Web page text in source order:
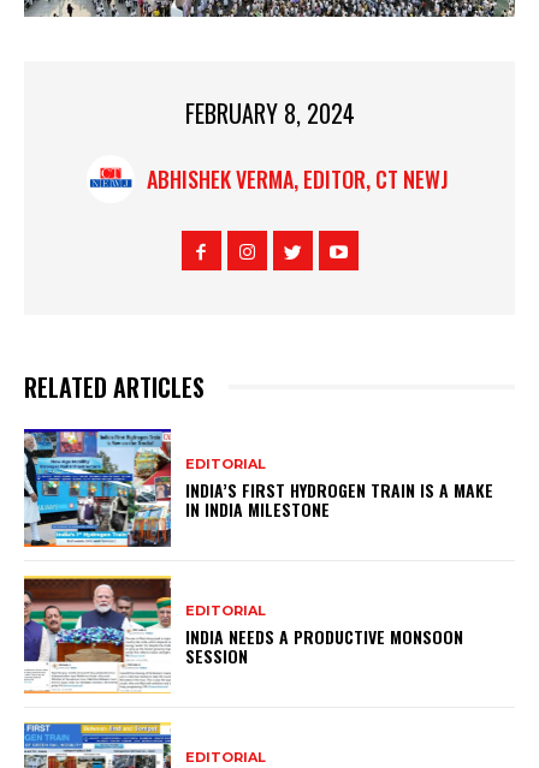
FEBRUARY 8, 2024
ABHISHEK VERMA, EDITOR, CT NEWJ
RELATED ARTICLES
EDITORIAL
INDIA’S FIRST HYDROGEN TRAIN IS A MAKE
IN INDIA MILESTONE
EDITORIAL
INDIA NEEDS A PRODUCTIVE MONSOON
SESSION
EDITORIAL